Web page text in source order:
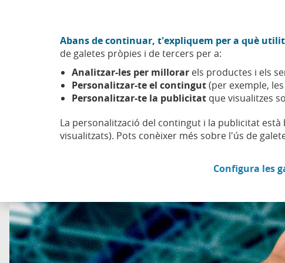
Abans de continuar, t'expliquem per a què
de galetes pròpies i de tercers per a:
Analitzar-les per millorar els productes i els
Personalitzar-te el contingut(per exemple,
Personalitzar-te la publicitat que visualitzes
La personalització del contingut i la publicitat
visualitzats). Pots conèixer més sobre l'ús de
Configura les
Sobre nosaltres
Esfera Benestar Esport No és el que sembla